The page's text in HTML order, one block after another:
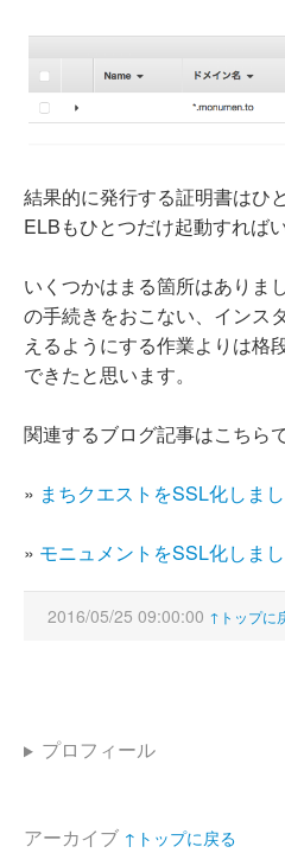
結果的に発行する証明書はひ
ELBもひとつだけ起動すれば
いくつかはまる箇所はありま
の手続きをおこない、インス
えるようにする作業よりは格
できたと思います。
関連するブログ記事はこちら
» まちクエストをSSL化しま
» モニュメントをSSL化しま
2016/05/25 09:00:00 ↑トップに
プロフィール
アーカイブ ↑トップに戻る